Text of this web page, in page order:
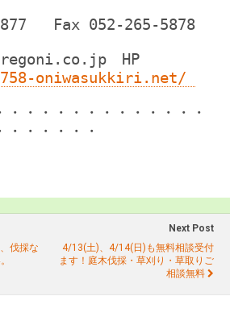
Fax 052-265-5878
HP
oniwasukkiri.net/
・・・・・・・・・・・・・
・・・・・・
伐採な
Next Post
4/13(土)、4/14(日)も無料相談受付
ます！庭木伐採・草刈り・草取りご
相談無料